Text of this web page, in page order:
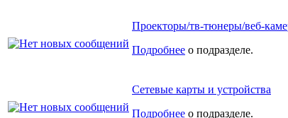
Проекторы/тв-тюнеры/веб-
Подробнее о подразделе.
Сетевые карты и устройства
Подробнее о подразделе.